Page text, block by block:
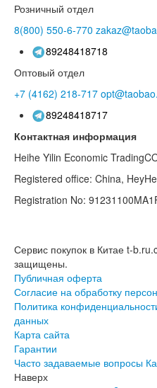
Розничный отдел
8(800) 550-6-770
89248418718
Оптовый отдел
+7 (4162) 218-717
89248418717
Контактная информация
Heihe Yilin Economic
Registered office: China,
Registration No:
Сервис покупок в Китае t-
защищены.
Публичная оферта
Согласие на обработку
Политика
данных
Карта сайта
Гарантии
Часто задаваемые вопросы
Наверх